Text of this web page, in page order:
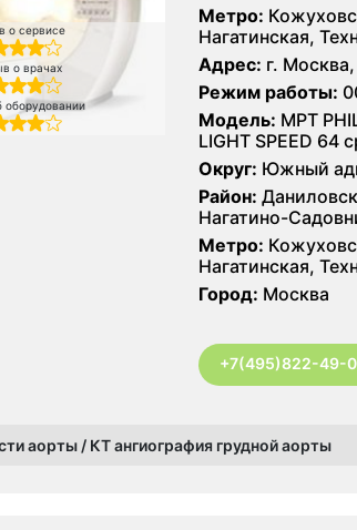
о сервисе
о врачах
оборудовании
Метро:
Нагатинская,
Адрес: г.
Режим работы:
Модель: МРТ
LIGHT SPEED 64
Округ: Южный
Район:
Нагатино-
Метро:
Нагатинская,
Город: Москва
+7(495)822-49-
аорты / КТ ангиография грудной аорты